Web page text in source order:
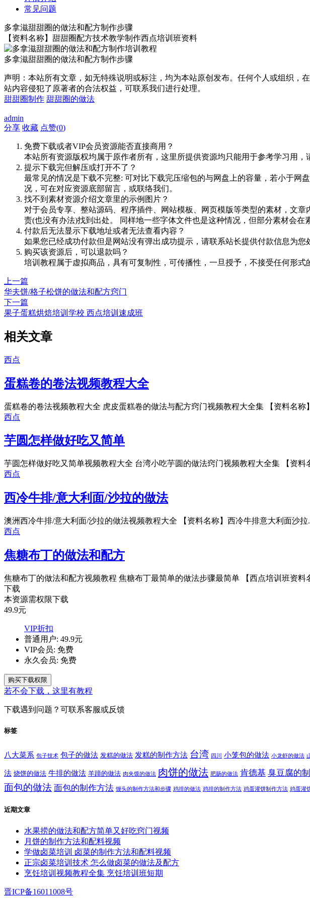
常见问题
多拿滋甜甜圈的做法和配方制作步骤
【资料名称】甜甜圈配方技术教学制作西点培训班资料
多拿滋甜甜圈的做法和配方制作步骤
声明：本站所有文章，如无特殊说明或标注，均为本站原创发布。任何个人或组织
站内容侵犯了原著者的合法权益，可联系我们进行处理。
甜甜圈制作 甜甜圈的做法
admin
分享 收藏 点赞(0)
免费下载或者VIP会员资源能否直接商用？
本站所有资源版权均属于原作者所有，这里所提供资源均只能用于参考学习用
提示下载完但解压或打开不了？
最常见的情况是下载不完整: 可对比下载完压缩包的与网盘上的容量，若小于网
况，可在对应资源底部留言，或联络我们。
找不到素材资源介绍文章里的示例图片？
对于会员专享、整站源码、程序插件、网站模板、网页模版等类型的素材，文
责(也没有办法)找到出处。 同样地一些字体文件也是这种情况，但部分素材会在
付款后无法显示下载地址或者无法查看内容？
如果您已经成功付款但是网站没有弹出成功提示，请联系站长提供付款信息为您
购买该资源后，可以退款吗？
培训教程属于虚拟商品，具有可复制性，可传播性，一旦授予，不接受任何形
上一篇
华夫饼/格子松饼的做法和配方窍门
下一篇
果子蛋糕烘焙培训学校 西点培训速成班
相关文章
西点
蛋糕卷的卷法视频教程大全
蛋糕卷的卷法视频教程大全 虎皮蛋糕卷的做法与配方窍门视频教程大全集 【资料名称
西点
芋圆怎样做好吃又简单
芋圆怎样做好吃又简单视频教程大全 台湾小吃芋圆的做法窍门视频教程大全集 【资料
西点
西冷牛排/意大利面/沙拉的做法
澳洲西冷牛排/意大利面/沙拉的做法视频教程大全 【资料名称】西冷牛排意大利面沙拉
西点
焦糖布丁的做法和配方
焦糖布丁的做法和配方视频教程 焦糖布丁最简单的做法步骤最简单 【西点培训班资料
下载
本资源需权限下载
49.9元
VIP折扣
普通用户: 49.9元
VIP会员: 免费
永久会员: 免费
购买下载权限
若不会下载，这里有教程
下载遇到问题？可联系客服或反馈
标签
八大菜系 包子技术 包子的做法 发糕的做法 发糕的制作方法 台湾 四川 小笼包的做法 小龙虾的做法
法 烧饼的做法 牛排的做法 羊蹄的做法 肉夹馍的做法 肉饼的做法 肥肠的做法 肯德基 臭豆腐的
面包的做法 面包的制作方法 馒头的制作方法和步骤 鸡排的做法 鸡排的制作方法 鸡蛋灌饼制作方法 鸡蛋灌
近期文章
水果捞的做法和配方简单又好吃窍门视频
月饼的制作方法和配料视频
学做卤菜培训 卤菜的制作方法和配料视频
正宗卤菜培训技术 怎么做卤菜的做法及配方
烹饪培训视频教程全集 烹饪培训班短期
晋ICP备16011008号